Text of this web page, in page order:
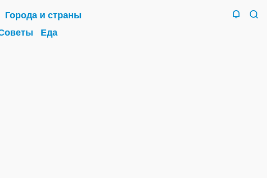
Города и страны
Еда